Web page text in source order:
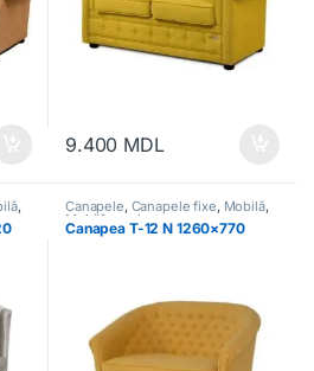
9.400 MDL
, Canapele, Canapele fixe, Mobilă,
Mobilă moale
Canapea T-12 N 1260×770